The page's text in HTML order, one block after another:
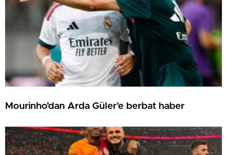
Mourinho’dan Arda Güler’e berbat haber